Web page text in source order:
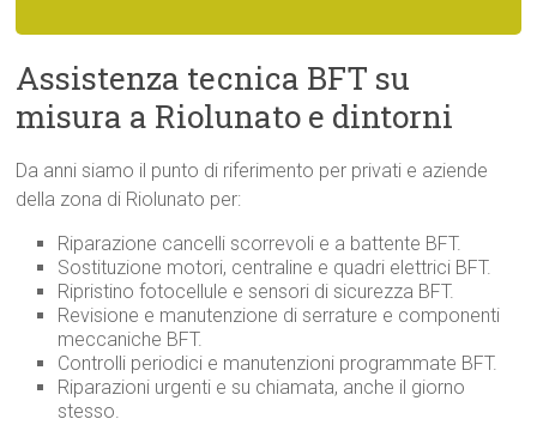
Assistenza tecnica BFT su
misura a Riolunato e dintorni
Da anni siamo il punto di riferimento per privati e aziende
della zona di Riolunato per:
Riparazione cancelli scorrevoli e a battente BFT.
Sostituzione motori, centraline e quadri elettrici BFT.
Ripristino fotocellule e sensori di sicurezza BFT.
Revisione e manutenzione di serrature e componenti
meccaniche BFT.
Controlli periodici e manutenzioni programmate BFT.
Riparazioni urgenti e su chiamata, anche il giorno
stesso.